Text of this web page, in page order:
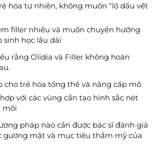
hóa tự nhiên, không muốn “lộ dấu vết
filler nhiều và muốn chuyển hướng
sinh học lâu dài
rằng Olidia và Filler không hoàn
cho trẻ hóa tổng thể và nâng cấp mô
với các vùng cần tạo hình sắc nét
môi
pháp nào cần được bác sĩ đánh giá
gương mặt và mục tiêu thẩm mỹ của